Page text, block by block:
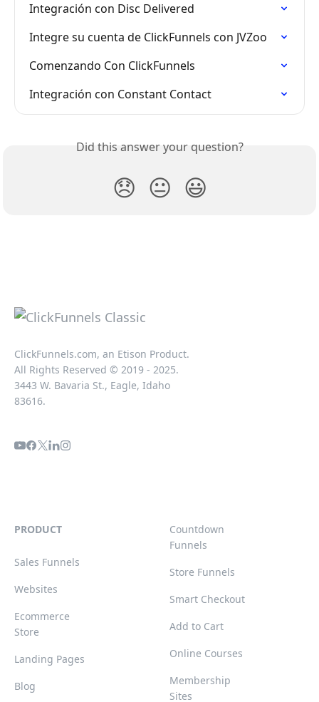
Integración con Disc Delivered
Integre su cuenta de ClickFunnels con JVZoo
Comenzando Con ClickFunnels
Integración con Constant Contact
Did this answer your question?
😞 😐 😃
ClickFunnels.com, an Etison Product.
All Rights Reserved © 2019 - 2025.
3443 W. Bavaria St., Eagle, Idaho
83616.
PRODUCT
Sales Funnels
Websites
Ecommerce
Store
Landing Pages
Blog
Countdown
Funnels
Store Funnels
Smart Checkout
Add to Cart
Online Courses
Membership
Sites